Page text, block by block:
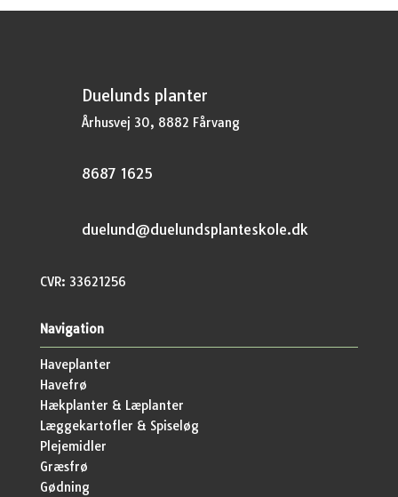
Duelunds planter
Århusvej 30, 8882 Fårvang
8687 1625
duelund@duelundsplanteskole.dk
CVR: 33621256
Navigation
Haveplanter
Havefrø
Hækplanter & Læplanter
Læggekartofler & Spiseløg
Plejemidler
Græsfrø
Gødning